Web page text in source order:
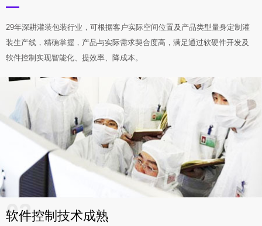
29年深耕灌装包装行业，可根据客户实际空间位置及产品类型量身定制灌
装生产线，精确掌握，产品与实际需求契合度高，满足通过软硬件开发及
软件控制实现智能化、提效率、降成本。
02
软件控制技术成熟